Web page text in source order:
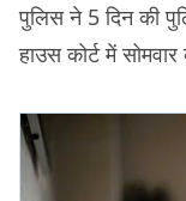
पुलिस ने 5 दिन की
हाउस कोर्ट में